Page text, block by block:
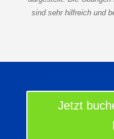
sind sehr hilfreich und
Jetzt